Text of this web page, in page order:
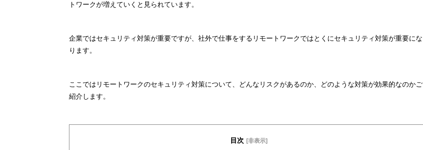
トワークが増えていくと見られています。
企業ではセキュリティ対策が重要ですが、社外で仕事をするリモートワークではとくにセキュリティ対策が重要にな
ります。
ここではリモートワークのセキュリティ対策について、どんなリスクがあるのか、どのような対策が効果的なのかご
紹介します。
目次 [非表示]